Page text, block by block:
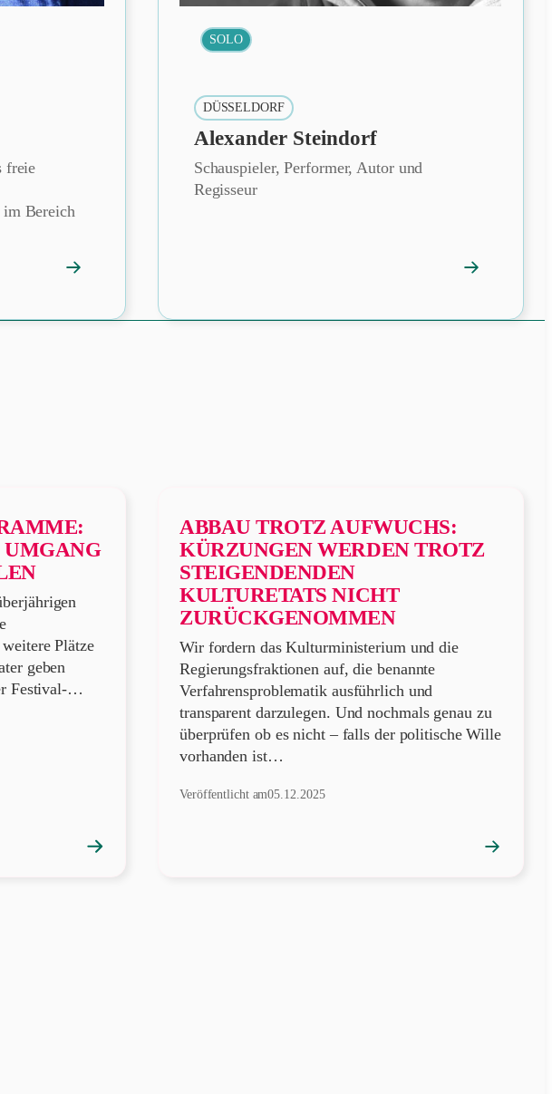
freie
im Bereich
→
SOLO
DÜSSELDORF
Alexander Steindorf
Schauspieler, Performer, Autor und
Regisseur
→
UMGANG
Plätze
geben
Festival-…
→
ABBAU TROTZ AUFWUCHS:
KÜRZUNGEN WERDEN TROTZ
STEIGENDENDEN
KULTURETATS NICHT
ZURÜCKGENOMMEN
Wir fordern das Kulturministerium und die
Regierungsfraktionen auf, die benannte
Verfahrensproblematik ausführlich und
transparent darzulegen. Und nochmals genau zu
überprüfen ob es nicht – falls der politische Wille
vorhanden ist…
Veröffentlicht am05.12.2025
→